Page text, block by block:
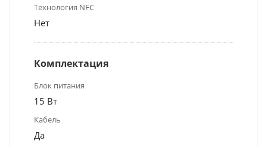
Технология NFC
Нет
Комплектация
Блок питания
15 Вт
Кабель
Да